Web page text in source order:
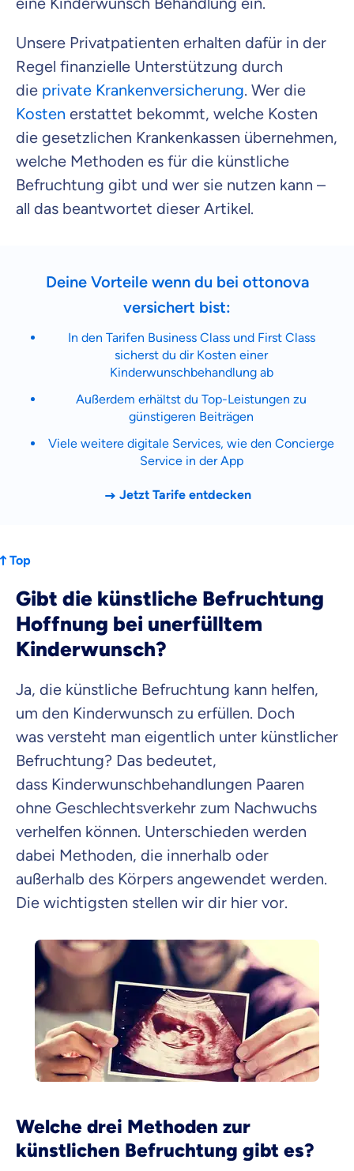
Unsere Privatpatienten erhalten dafür in der
Regel finanzielle Unterstützung durch
die private Krankenversicherung. Wer die
Kosten erstattet bekommt, welche Kosten
die gesetzlichen Krankenkassen übernehmen,
welche Methoden es für die künstliche
Befruchtung gibt und wer sie nutzen kann –
all das beantwortet dieser Artikel.
Deine Vorteile wenn du bei ottonova
versichert bist:
In den Tarifen Business Class und First Class
sicherst du dir Kosten einer
Kinderwunschbehandlung ab
Außerdem erhältst du Top-Leistungen zu
günstigeren Beiträgen
Viele weitere digitale Services, wie den Concierge
Service in der App
Jetzt Tarife entdecken
Top
Gibt die künstliche Befruchtung
Hoffnung bei unerfülltem
Kinderwunsch?
Ja, die künstliche Befruchtung kann helfen,
um den Kinderwunsch zu erfüllen. Doch
was versteht man eigentlich unter künstlicher
Befruchtung? Das bedeutet,
dass Kinderwunschbehandlungen Paaren
ohne Geschlechtsverkehr zum Nachwuchs
verhelfen können. Unterschieden werden
dabei Methoden, die innerhalb oder
außerhalb des Körpers angewendet werden.
Die wichtigsten stellen wir dir hier vor.
Welche drei Methoden zur
künstlichen Befruchtung gibt es?